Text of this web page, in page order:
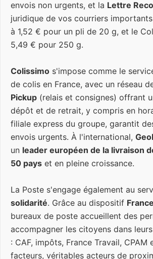
envois non urgents, et la Lettre
juridique de vos courriers
à 1,52 € pour un pli de 20 g, et le
5,49 € pour 250 g.
Colissimo s'impose comme le
de colis en France, avec un réseau
Pickup (relais et consignes) offrant
dépôt et de retrait, y compris en
filiale express du groupe, garantit
envois urgents. À l'international,
un leader européen de la livraison
50 pays et en pleine croissance.
La Poste s'engage également au
solidarité. Grâce au dispositif
bureaux de poste accueillent des
accompagner les citoyens dans
: CAF, impôts, France Travail, CPAM
facteurs, véritables acteurs de